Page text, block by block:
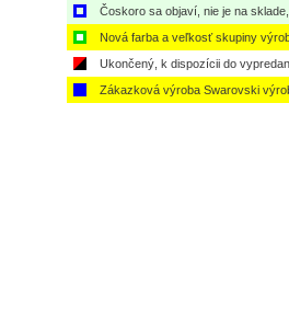
Čoskoro sa objaví, nie je na
Nová farba a veľkosť skupiny
Ukončený, k dispozícii do
Zákazková výroba Swarovski